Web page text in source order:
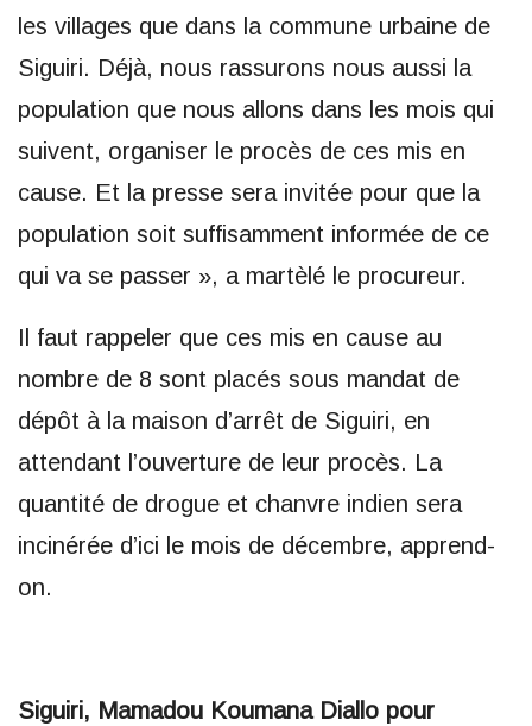
les villages que dans la commune urbaine de
Siguiri. Déjà, nous rassurons nous aussi la
population que nous allons dans les mois qui
suivent, organiser le procès de ces mis en
cause. Et la presse sera invitée pour que la
population soit suffisamment informée de ce
qui va se passer », a martèlé le procureur.
Il faut rappeler que ces mis en cause au
nombre de 8 sont placés sous mandat de
dépôt à la maison d’arrêt de Siguiri, en
attendant l’ouverture de leur procès. La
quantité de drogue et chanvre indien sera
incinérée d’ici le mois de décembre, apprend-
on.
Siguiri, Mamadou Koumana Diallo pour